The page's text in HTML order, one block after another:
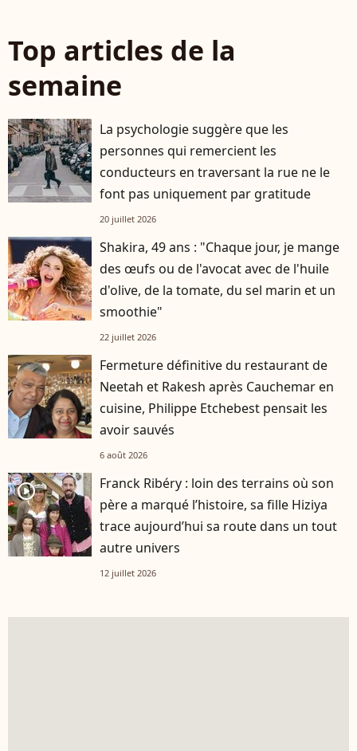
Top articles de la
semaine
La psychologie suggère que les
personnes qui remercient les
conducteurs en traversant la rue ne le
font pas uniquement par gratitude
20 juillet 2026
Shakira, 49 ans : "Chaque jour, je mange
des œufs ou de l'avocat avec de l'huile
d'olive, de la tomate, du sel marin et un
smoothie"
22 juillet 2026
Fermeture définitive du restaurant de
Neetah et Rakesh après Cauchemar en
cuisine, Philippe Etchebest pensait les
avoir sauvés
6 août 2026
player2
Franck Ribéry : loin des terrains où son
père a marqué l’histoire, sa fille Hiziya
trace aujourd’hui sa route dans un tout
autre univers
12 juillet 2026